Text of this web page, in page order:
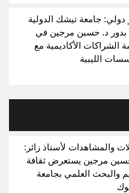
دولي: جامعة تيشك الدولية
بدور د. حسين مرجين في
الشراكات الأكاديمية مع
الليبية
والمشاهدات لأستاذ زائر:
مرجين يستعرض ثقافة
والبحث العلمي بجامعة